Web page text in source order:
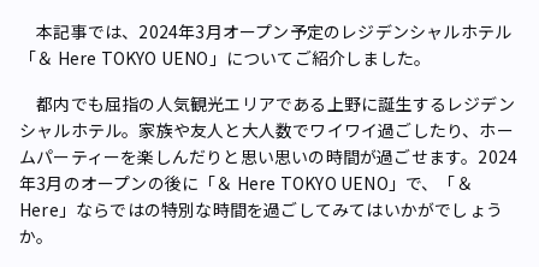
本記事では、2024年3月オープン予定のレジデンシャルホテル
「＆ Here TOKYO UENO」についてご紹介しました。
都内でも屈指の人気観光エリアである上野に誕生するレジデン
シャルホテル。家族や友人と大人数でワイワイ過ごしたり、ホー
ムパーティーを楽しんだりと思い思いの時間が過ごせます。2024
年3月のオープンの後に「＆ Here TOKYO UENO」で、「＆
Here」ならではの特別な時間を過ごしてみてはいかがでしょう
か。